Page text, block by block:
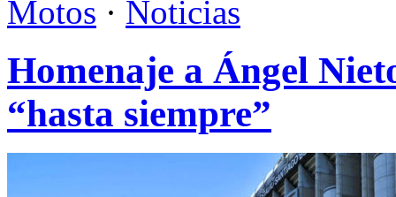
Motos · Noticias
Homenaje a Ángel
“hasta siempre”